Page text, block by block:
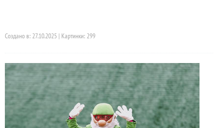
Создано в: 27.10.2025 | Картинки: 299